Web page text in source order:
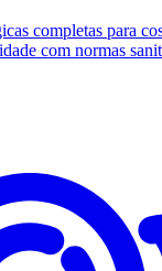
completas para
com normas